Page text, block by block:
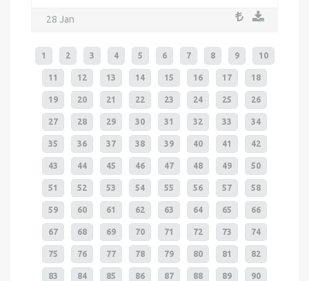
28 Jan
1 2 3 4 5 6 7 8 9 10
11 12 13 14 15 16 17 18
19 20 21 22 23 24 25 26
27 28 29 30 31 32 33 34
35 36 37 38 39 40 41 42
43 44 45 46 47 48 49 50
51 52 53 54 55 56 57 58
59 60 61 62 63 64 65 66
67 68 69 70 71 72 73 74
75 76 77 78 79 80 81 82
83 84 85 86 87 88 89 90